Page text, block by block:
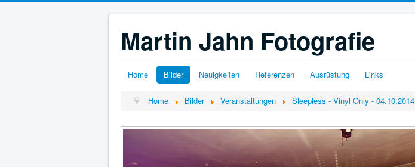
Martin Jahn Fotografie
Home Bilder Neuigkeiten Referenzen Ausrüstung Links
Home Bilder Veranstaltungen Sleepless - Vinyl Only - 04.10.2014